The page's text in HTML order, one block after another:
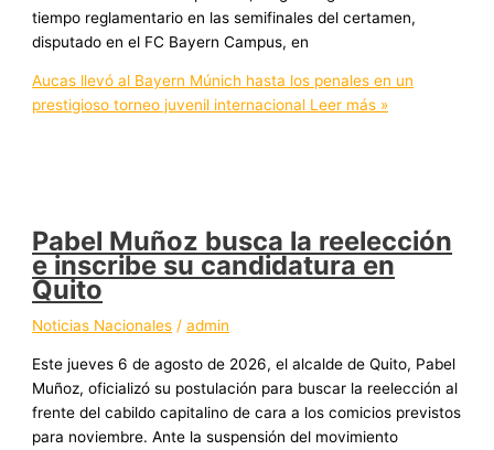
tiempo reglamentario en las semifinales del certamen,
disputado en el FC Bayern Campus, en
Aucas llevó al Bayern Múnich hasta los penales en un
prestigioso torneo juvenil internacional Leer más »
Pabel Muñoz busca la reelección
e inscribe su candidatura en
Quito
Noticias Nacionales /admin
Este jueves 6 de agosto de 2026, el alcalde de Quito, Pabel
Muñoz, oficializó su postulación para buscar la reelección al
frente del cabildo capitalino de cara a los comicios previstos
para noviembre. Ante la suspensión del movimiento